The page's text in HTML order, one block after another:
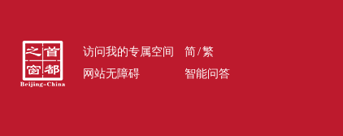
访问我的专属空间 简/繁
网站无障碍
智能问答